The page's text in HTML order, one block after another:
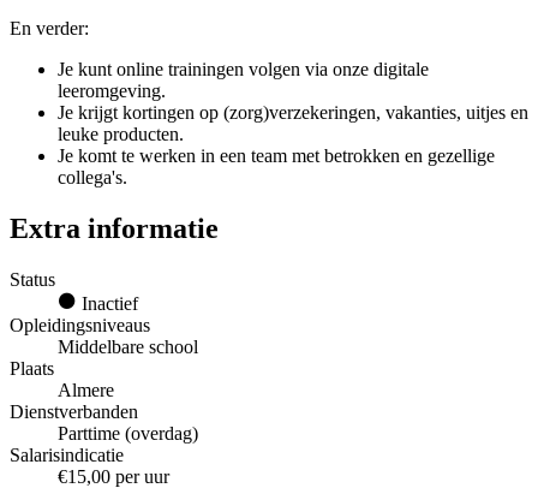
En verder:
Je kunt online trainingen volgen via onze digitale
leeromgeving.
Je krijgt kortingen op (zorg)verzekeringen, vakanties, uitjes en
leuke producten.
Je komt te werken in een team met betrokken en gezellige
collega's.
Extra informatie
Status
Inactief
Opleidingsniveaus
Middelbare school
Plaats
Almere
Dienstverbanden
Parttime (overdag)
Salarisindicatie
€15,00 per uur